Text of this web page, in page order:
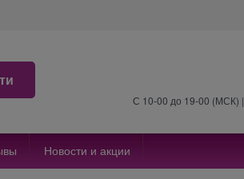
С 10-00 до 19-00 (МСК) |
Новости и акции